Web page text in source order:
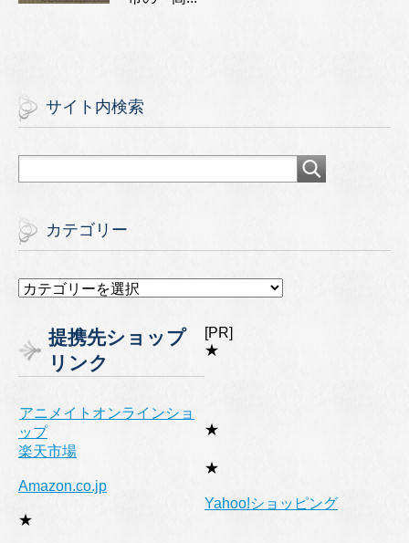
サイト内検索
カテゴリー
カ
リ
ー
提携先ショップ
リンク
[PR]
★
アニメイトオンラインショ
ップ
★
楽天市場
★
Amazon.co.jp
★
Yahoo!ショッピング